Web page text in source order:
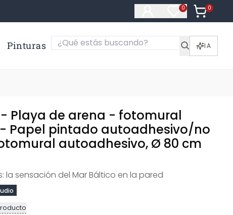
0
Artículos en
0
Artículos
Pinturas IA
- Playa de arena - fotomural
Papel pintado autoadhesivo/no
autoadhesivo, Ø 80 cm
la sensación del Mar Báltico en la pared